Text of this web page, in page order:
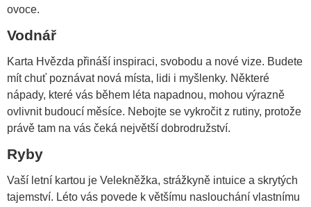
ovoce.
Vodnář
Karta Hvězda přináší inspiraci, svobodu a nové vize. Budete
mít chuť poznávat nová místa, lidi i myšlenky. Některé
nápady, které vás během léta napadnou, mohou výrazně
ovlivnit budoucí měsíce. Nebojte se vykročit z rutiny, protože
právě tam na vás čeká největší dobrodružství.
Ryby
Vaší letní kartou je Velekněžka, strážkyně intuice a skrytých
tajemství. Léto vás povede k většímu naslouchání vlastnímu